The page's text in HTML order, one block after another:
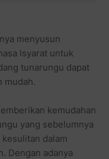
menyusun
Isyarat untuk
tunarungu dapat
mudah.
kemudahan
yang sebelumnya
dalam
Dengan adanya